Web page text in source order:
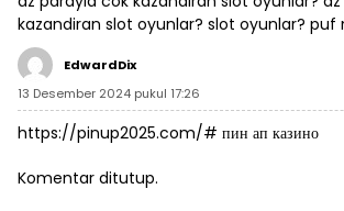
kazandiran slot oyunlar? slot oyunlar? puf
EdwardDix
13 Desember 2024 pukul 17:26
https://pinup2025.com/# пин ап казино
Komentar ditutup.